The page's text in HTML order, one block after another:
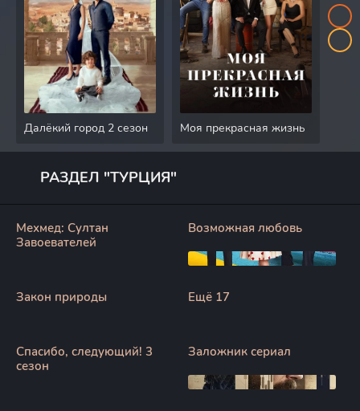
Далёкий город 2 сезон Моя прекрасная жизнь
РАЗДЕЛ "ТУРЦИЯ"
Мехмед: Султан
Завоевателей
Возможная любовь
Закон природы Ещё 17
Спасибо, следующий! 3
сезон
Заложник сериал